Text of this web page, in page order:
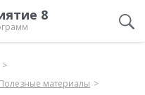
8
Полезные материалы